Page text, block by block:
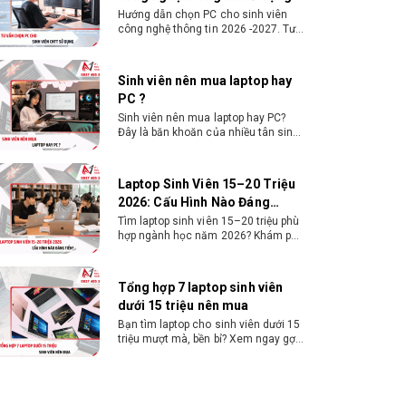
Hỗ trợ radiator
bên hông
280 / 240mm
Hỗ trợ radiator
phía sau
120mm
Chiều dài VGA
tối đa
400mm
Chiều dài
nguồn tối đa
220mm
Chiều cao tản
nhiệt CPU tối
đa
170mm
Sinh viên nên mua laptop hay PC?
Đây là băn khoăn của nhiều tân sinh
Laptop Sinh Viên 15–20 Triệu
2026: Cấu Hình Nào Đáng
Tiền?
Tìm laptop sinh viên 15–20 triệu phù
hợp ngành học năm 2026? Khám phá
Tổng hợp 7 laptop sinh viên
dưới 15 triệu nên mua
Bạn tìm laptop cho sinh viên dưới 15
triệu mượt mà, bền bỉ? Xem ngay gợi
năm đại học.
Dịch vụ build PC đồ họa tại
Đồng Nai theo yêu cầu, giá tốt,
uy tín
Dịch vụ build PC đồ họa tại Đồng Nai
theo yêu cầu uy tín, tối ưu cấu hình